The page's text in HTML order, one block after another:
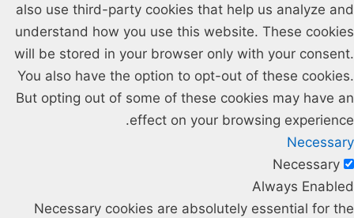
also use third-party cookies that help us analyze and
understand how you use this website. These cookies
will be stored in your browser only with your consent.
You also have the option to opt-out of these cookies.
But opting out of some of these cookies may have an
effect on your browsing experience.
Necessary
Necessary
Always Enabled
Necessary cookies are absolutely essential for the